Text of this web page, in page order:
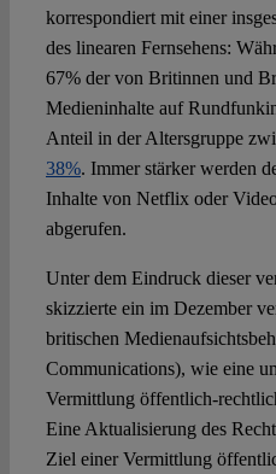
korrespondiert mit einer
des linearen Fernsehens:
67% der von Britinnen und
Medieninhalte auf
Anteil in der Altersgruppe
38%. Immer stärker werden
Inhalte von Netflix oder
abgerufen.
Unter dem Eindruck dieser
skizzierte ein im Dezember
britischen
Communications), wie eine
Vermittlung öffentlich-
Eine Aktualisierung des
Ziel einer Vermittlung